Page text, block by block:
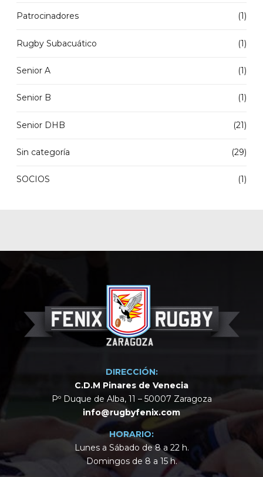
Patrocinadores (1)
Rugby Subacuático (1)
Senior A (1)
Senior B (1)
Senior DHB (21)
Sin categoría (29)
SOCIOS (1)
DIRECCIÓN:
C.D.M Pinares de Venecia
Pº Duque de Alba, 11 – 50007 Zaragoza
info@rugbyfenix.com
HORARIO:
Lunes a Sábado de 8 a 22 h.
Domingos de 8 a 15 h.